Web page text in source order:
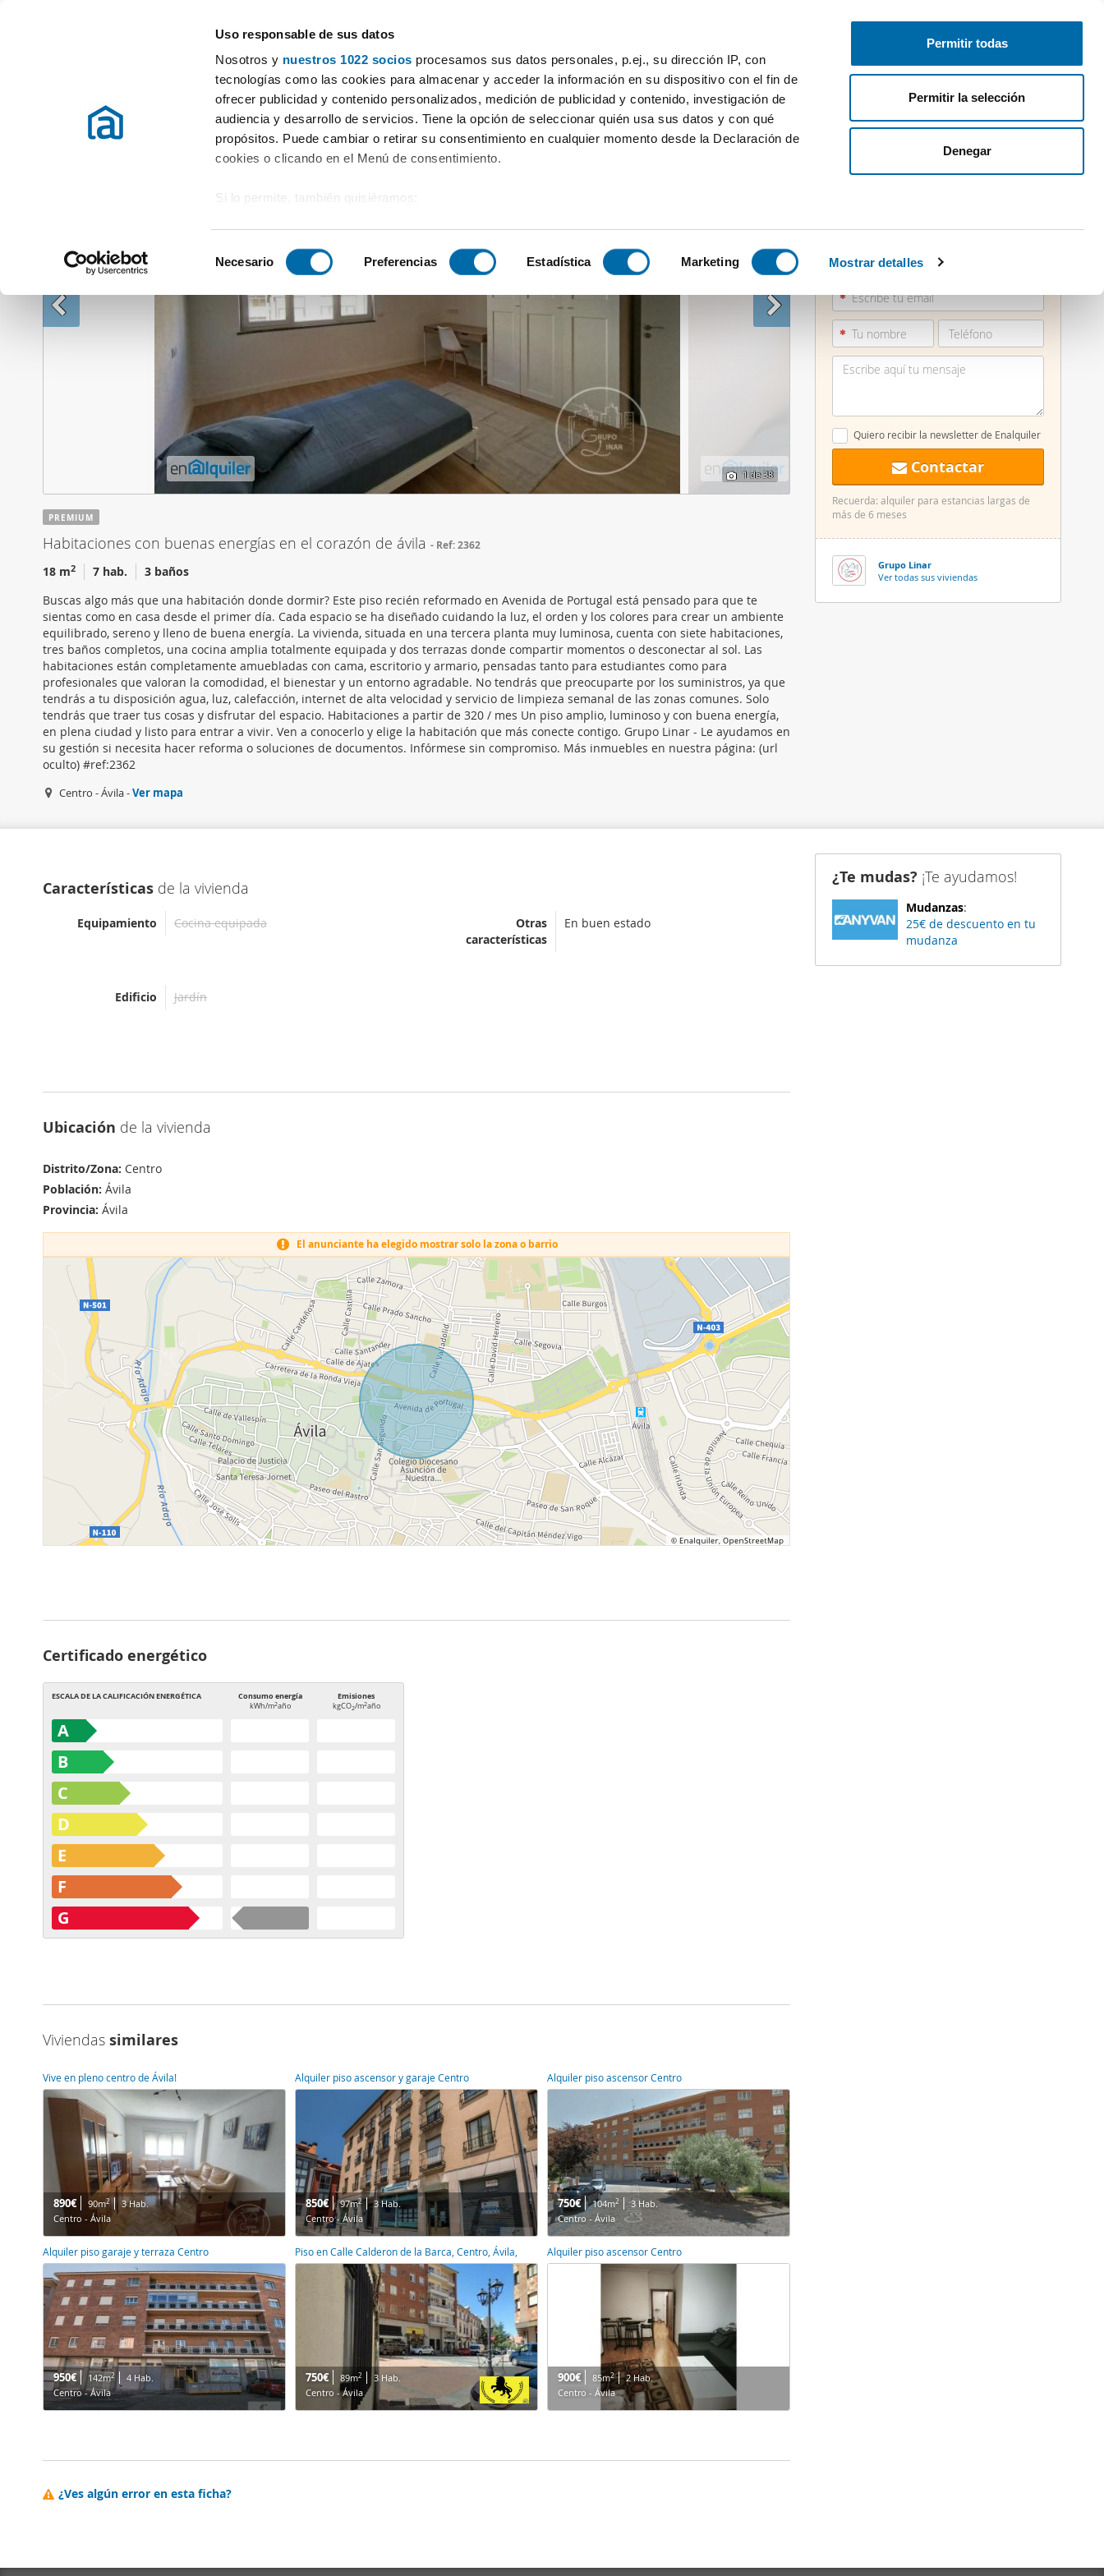
Uso responsable de sus datos
Nosotros y nuestros 1022 socios procesamos sus datos personales, p.ej., su dirección IP, con
tecnologías como las cookies para almacenar y acceder la información en su dispositivo con el fin de
ofrecer publicidad y contenido personalizados, medición de publicidad y contenido, investigación de
audiencia y desarrollo de servicios. Tiene la opción de seleccionar quién usa sus datos y con qué
propósitos. Puede cambiar o retirar su consentimiento en cualquier momento desde la Declaración de
cookies o clicando en el Menú de consentimiento.
Si lo permite, también quisiéramos:
Identificar su dispositivo analizándolo activamente para buscar características específicas (huellas
Obtenga más información sobre cómo se procesan sus datos personales y establezca sus
preferencias en lasección de datos
. Puede cambiar o retirar su consentimiento en cualquier momento
Las cookies de este sitio web se usan para personalizar el contenido y los anuncios, ofrecer funciones
de redes sociales y analizar el tráfico. Además, compartimos información sobre el uso que haga del
sitio web con nuestros partners de redes sociales, publicidad y análisis web, quienes pueden
combinarla con otra información que les haya proporcionado o que hayan recopilado a partir del uso
que haya hecho de sus servicios.
e
d
e
c
e
i
m
i
e
n
t
o
Necesario Preferencias Estadística Marketing Mostrar detalles
Permitir todas
Permitir la selección
Denegar
Publica gratis Inicia sesión
Alquiler Pisos Ávila (capital) Habitaciones con buenas energías en el corazón de ávila
1 de 38
920 14... Ver teléfono
Quiero recibir la newsletter de Enalquiler
Contactar
Recuerda: alquiler para estancias largas de
más de 6 meses
Grupo Linar
Ver todas sus viviendas
PREMIUM
Habitaciones con buenas energías en el corazón de ávila Ref: 2362
18 m2 7 hab.
3 baños
Buscas algo más que una habitación donde dormir? Este piso recién reformado en Avenida de Portugal está pensado para que te
sientas como en casa desde el primer día. Cada espacio se ha diseñado cuidando la luz, el orden y los colores para crear un ambiente
equilibrado, sereno y lleno de buena energía. La vivienda, situada en una tercera planta muy luminosa, cuenta con siete habitaciones,
tres baños completos, una cocina amplia totalmente equipada y dos terrazas donde compartir momentos o desconectar al sol. Las
habitaciones están completamente amuebladas con cama, escritorio y armario, pensadas tanto para estudiantes como para
profesionales que valoran la comodidad, el bienestar y un entorno agradable. No tendrás que preocuparte por los suministros, ya que
tendrás a tu disposición agua, luz, calefacción, internet de alta velocidad y servicio de limpieza semanal de las zonas comunes. Solo
tendrás que traer tus cosas y disfrutar del espacio. Habitaciones a partir de 320 / mes Un piso amplio, luminoso y con buena energía,
en plena ciudad y listo para entrar a vivir. Ven a conocerlo y elige la habitación que más conecte contigo. Grupo Linar - Le ayudamos en
su gestión si necesita hacer reforma o soluciones de documentos. Infórmese sin compromiso. Más inmuebles en nuestra página: (url
oculto) #ref:2362
Centro - Ávila -Ver mapa
Características de la vivienda
Equipamiento Cocina equipada
Otras
características
En buen estado
Edificio Jardín
Ubicación de la vivienda
Distrito/Zona: Centro
Población: Ávila
Provincia: Ávila
El anunciante ha elegido mostrar solo la zona o barrio
Certificado energético
ESCALA DE LA CALIFICACIÓN ENERGÉTICA Consumo energía
kWh/m2año
Emisiones
kgCO2/m2año
A
B
C
D
E
F
G
Viviendas similares
Vive en pleno centro de Ávila!
890€ 90m2
3 Hab.
Centro - Ávila
Alquiler piso ascensor y garaje Centro
850€ 97m2
3 Hab.
Centro - Ávila
Alquiler piso ascensor Centro
750€ 104m2
3 Hab.
Centro - Ávila
Alquiler piso garaje y terraza Centro
950€ 142m2
4 Hab.
Centro - Ávila
Piso en Calle Calderon de la Barca, Centro, Ávila,
750€ 89m2
3 Hab.
Centro - Ávila
Alquiler piso ascensor Centro
900€ 85m2
2 Hab.
Centro - Ávila
¿Ves algún error en esta ficha?
¿Te mudas? ¡Te ayudamos!
Mudanzas:
25€ de descuento en tu
mudanza